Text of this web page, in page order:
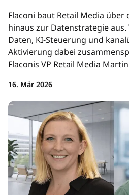
Flaconi baut Retail Media über
hinaus zur Datenstrategie aus.
Daten, KI-Steuerung und
Aktivierung dabei
Flaconis VP Retail Media
16. Mär 2026